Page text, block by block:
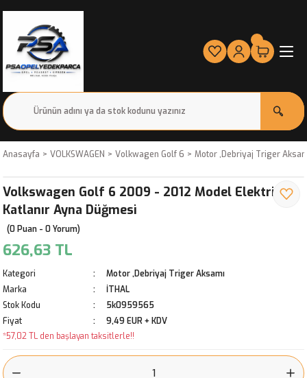
Anasayfa VOLKSWAGEN Volkwagen Golf 6 Motor ,Debriyaj Triger
Volkswagen Golf 6 2009 - 2012 Model Elektrikli
Katlanır Ayna Düğmesi
(0 Puan - 0 Yorum)
626,63 TL
Kategori
Motor ,Debriyaj Triger Aksamı
Marka
İTHAL
Stok Kodu
5k0959565
Fiyat
9,49 EUR + KDV
*57,02 TL den başlayan taksitlerle!!